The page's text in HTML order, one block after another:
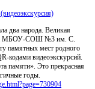
два народа. Великая
МБОУ-СОШ №3 им. С.
памятных мест родного
кодами видеоэкскурсий.
памяти». Это прекрасная
годы.